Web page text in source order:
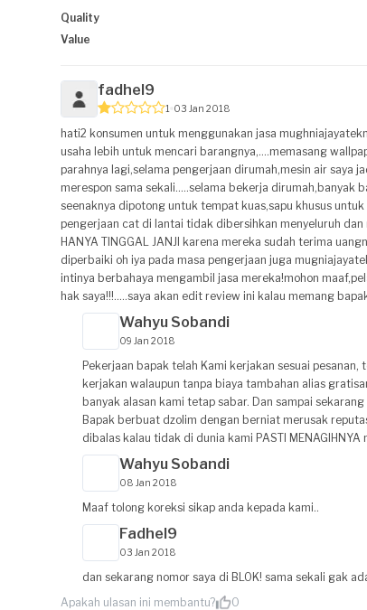
Quality
Value
fadhel9
1 03 Jan 2018
hati2 konsumen untuk menggunakan jasa
usaha lebih untuk mencari barangnya,....memasang
parahnya lagi,selama pengerjaan dirumah,mesin air saya
merespon sama sekali.....selama bekerja
seenaknya dipotong untuk tempat kuas,sapu khusus untuk
pengerjaan cat di lantai tidak dibersihkan menyeluruh
HANYA TINGGAL JANJI karena mereka sudah terima
diperbaiki oh iya pada masa pengerjaan juga
intinya berbahaya mengambil jasa mereka!mohon
hak saya!!!.....saya akan edit review ini kalau memang
Wahyu Sobandi
09 Jan 2018
Pekerjaan bapak telah Kami kerjakan sesuai
kerjakan walaupun tanpa biaya tambahan alias
banyak alasan kami tetap sabar. Dan sampai
Bapak berbuat dzolim dengan berniat merusak
dibalas kalau tidak di dunia kami PASTI MENAGIHNYA
Wahyu Sobandi
08 Jan 2018
Maaf tolong koreksi sikap anda kepada kami..
Fadhel9
03 Jan 2018
dan sekarang nomor saya di BLOK! sama sekali gak
Apakah ulasan ini membantu?
0